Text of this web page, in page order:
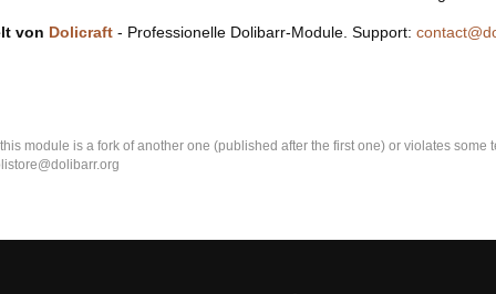
von Dolicraft - Professionelle Dolibarr-Module. Support:
module is a fork of another one (published after the first one) or violates